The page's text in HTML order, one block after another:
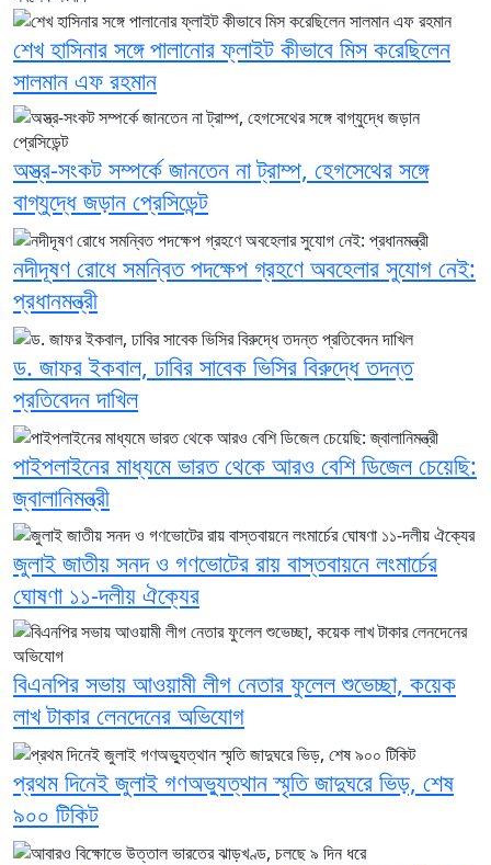
শেখ হাসিনার সঙ্গে পালানোর ফ্লাইট কীভাবে মিস করেছিলেন
সালমান এফ রহমান
অস্ত্র-সংকট সম্পর্কে জানতেন না ট্রাম্প, হেগসেথের সঙ্গে
বাগ্‌যুদ্ধে জড়ান প্রেসিডেন্ট
নদীদূষণ রোধে সমন্বিত পদক্ষেপ গ্রহণে অবহেলার সুযোগ নেই:
প্রধানমন্ত্রী
ড. জাফর ইকবাল, ঢাবির সাবেক ভিসির বিরুদ্ধে তদন্ত
প্রতিবেদন দাখিল
পাইপলাইনের মাধ্যমে ভারত থেকে আরও বেশি ডিজেল চেয়েছি:
জ্বালানিমন্ত্রী
জুলাই জাতীয় সনদ ও গণভোটের রায় বাস্তবায়নে লংমার্চের
ঘোষণা ১১-দলীয় ঐক্যের
বিএনপির সভায় আওয়ামী লীগ নেতার ফুলেল শুভেচ্ছা, কয়েক
লাখ টাকার লেনদেনের অভিযোগ
প্রথম দিনেই জুলাই গণঅভ্যুত্থান স্মৃতি জাদুঘরে ভিড়, শেষ
৯০০ টিকিট